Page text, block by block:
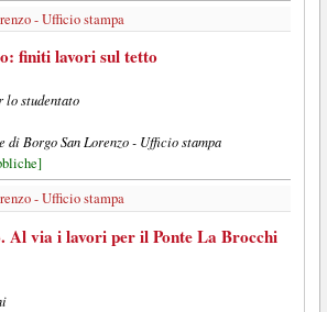
- Ufficio stampa
finiti lavori sul tetto
studentato
di Borgo San Lorenzo - Ufficio stampa
- Ufficio stampa
Al via i lavori per il Ponte La Brocchi